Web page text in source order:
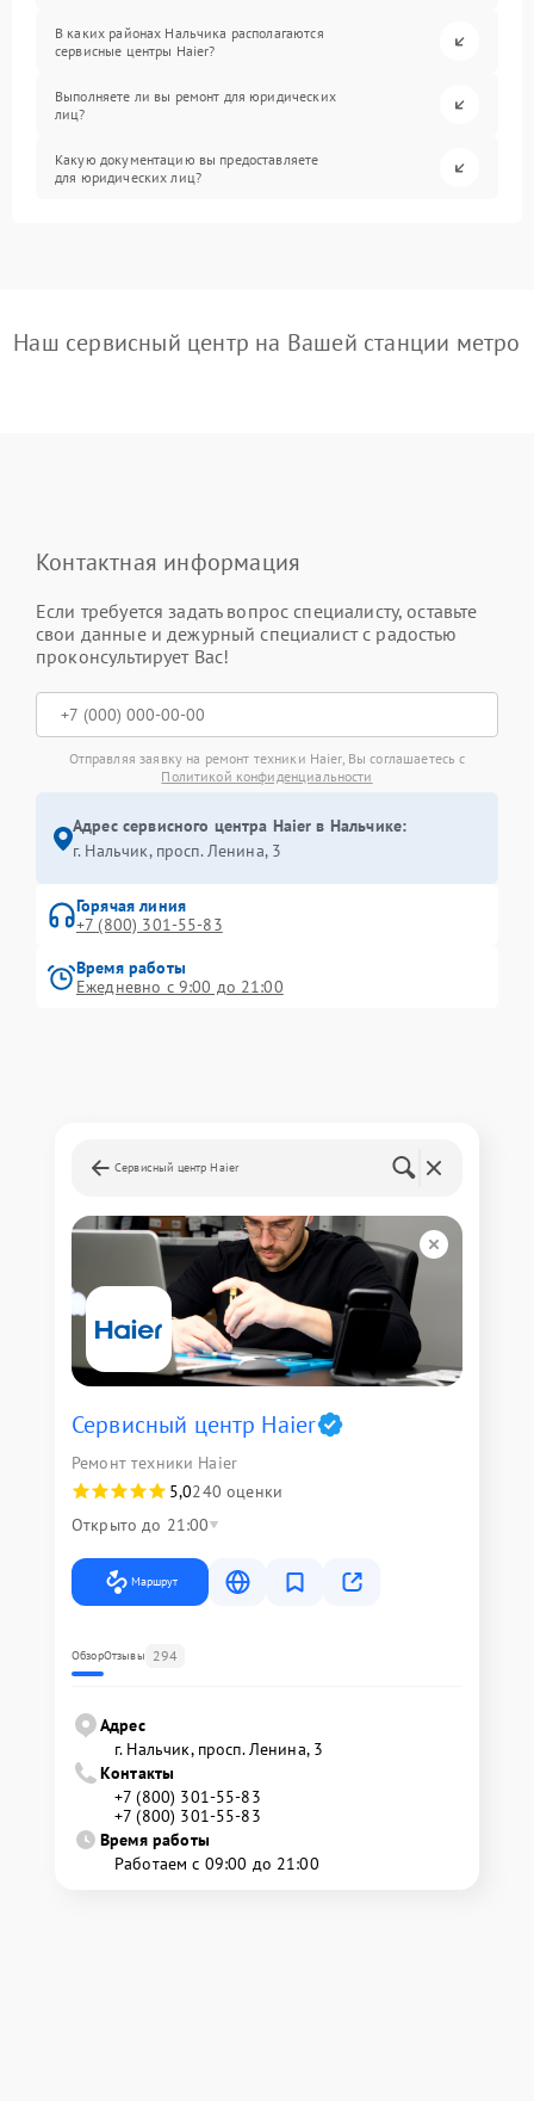
В каких районах Нальчика располагаются
сервисные центры Haier?
Выполняете ли вы ремонт для юридических
лиц?
Какую документацию вы предоставляете
для юридических лиц?
Наш сервисный центр на Вашей станции метро
Контактная информация
Если требуется задать вопрос специалисту, оставьте
свои данные и дежурный специалист с радостью
проконсультирует Вас!
Отправляя заявку на ремонт техники Haier, Вы соглашаетесь с
Политикой конфиденциальности
Адрес сервисного центра Haier в Нальчике:
г. Нальчик, просп. Ленина, 3
Горячая линия
+7 (800) 301-55-83
Время работы
Ежедневно с 9:00 до 21:00
Сервисный центр Haier
Сервисный центр Haier
Ремонт техники Haier
5,0240 оценки
Открыто до 21:00
Маршрут
ОбзорОтзывы 294
Адрес
г. Нальчик, просп. Ленина, 3
Контакты
+7 (800) 301-55-83
+7 (800) 301-55-83
Время работы
Работаем с 09:00 до 21:00